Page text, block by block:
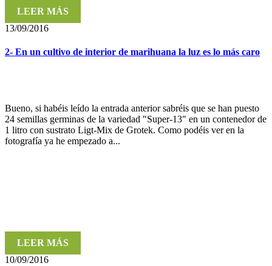
LEER MÁS
13/09/2016
2- En un cultivo de interior de marihuana la luz es lo más caro
Bueno, si habéis leído la entrada anterior sabréis que se han puesto
24 semillas germinas de la variedad "Super-13" en un contenedor de
1 litro con sustrato Ligt-Mix de Grotek. Como podéis ver en la
fotografía ya he empezado a...
LEER MÁS
10/09/2016